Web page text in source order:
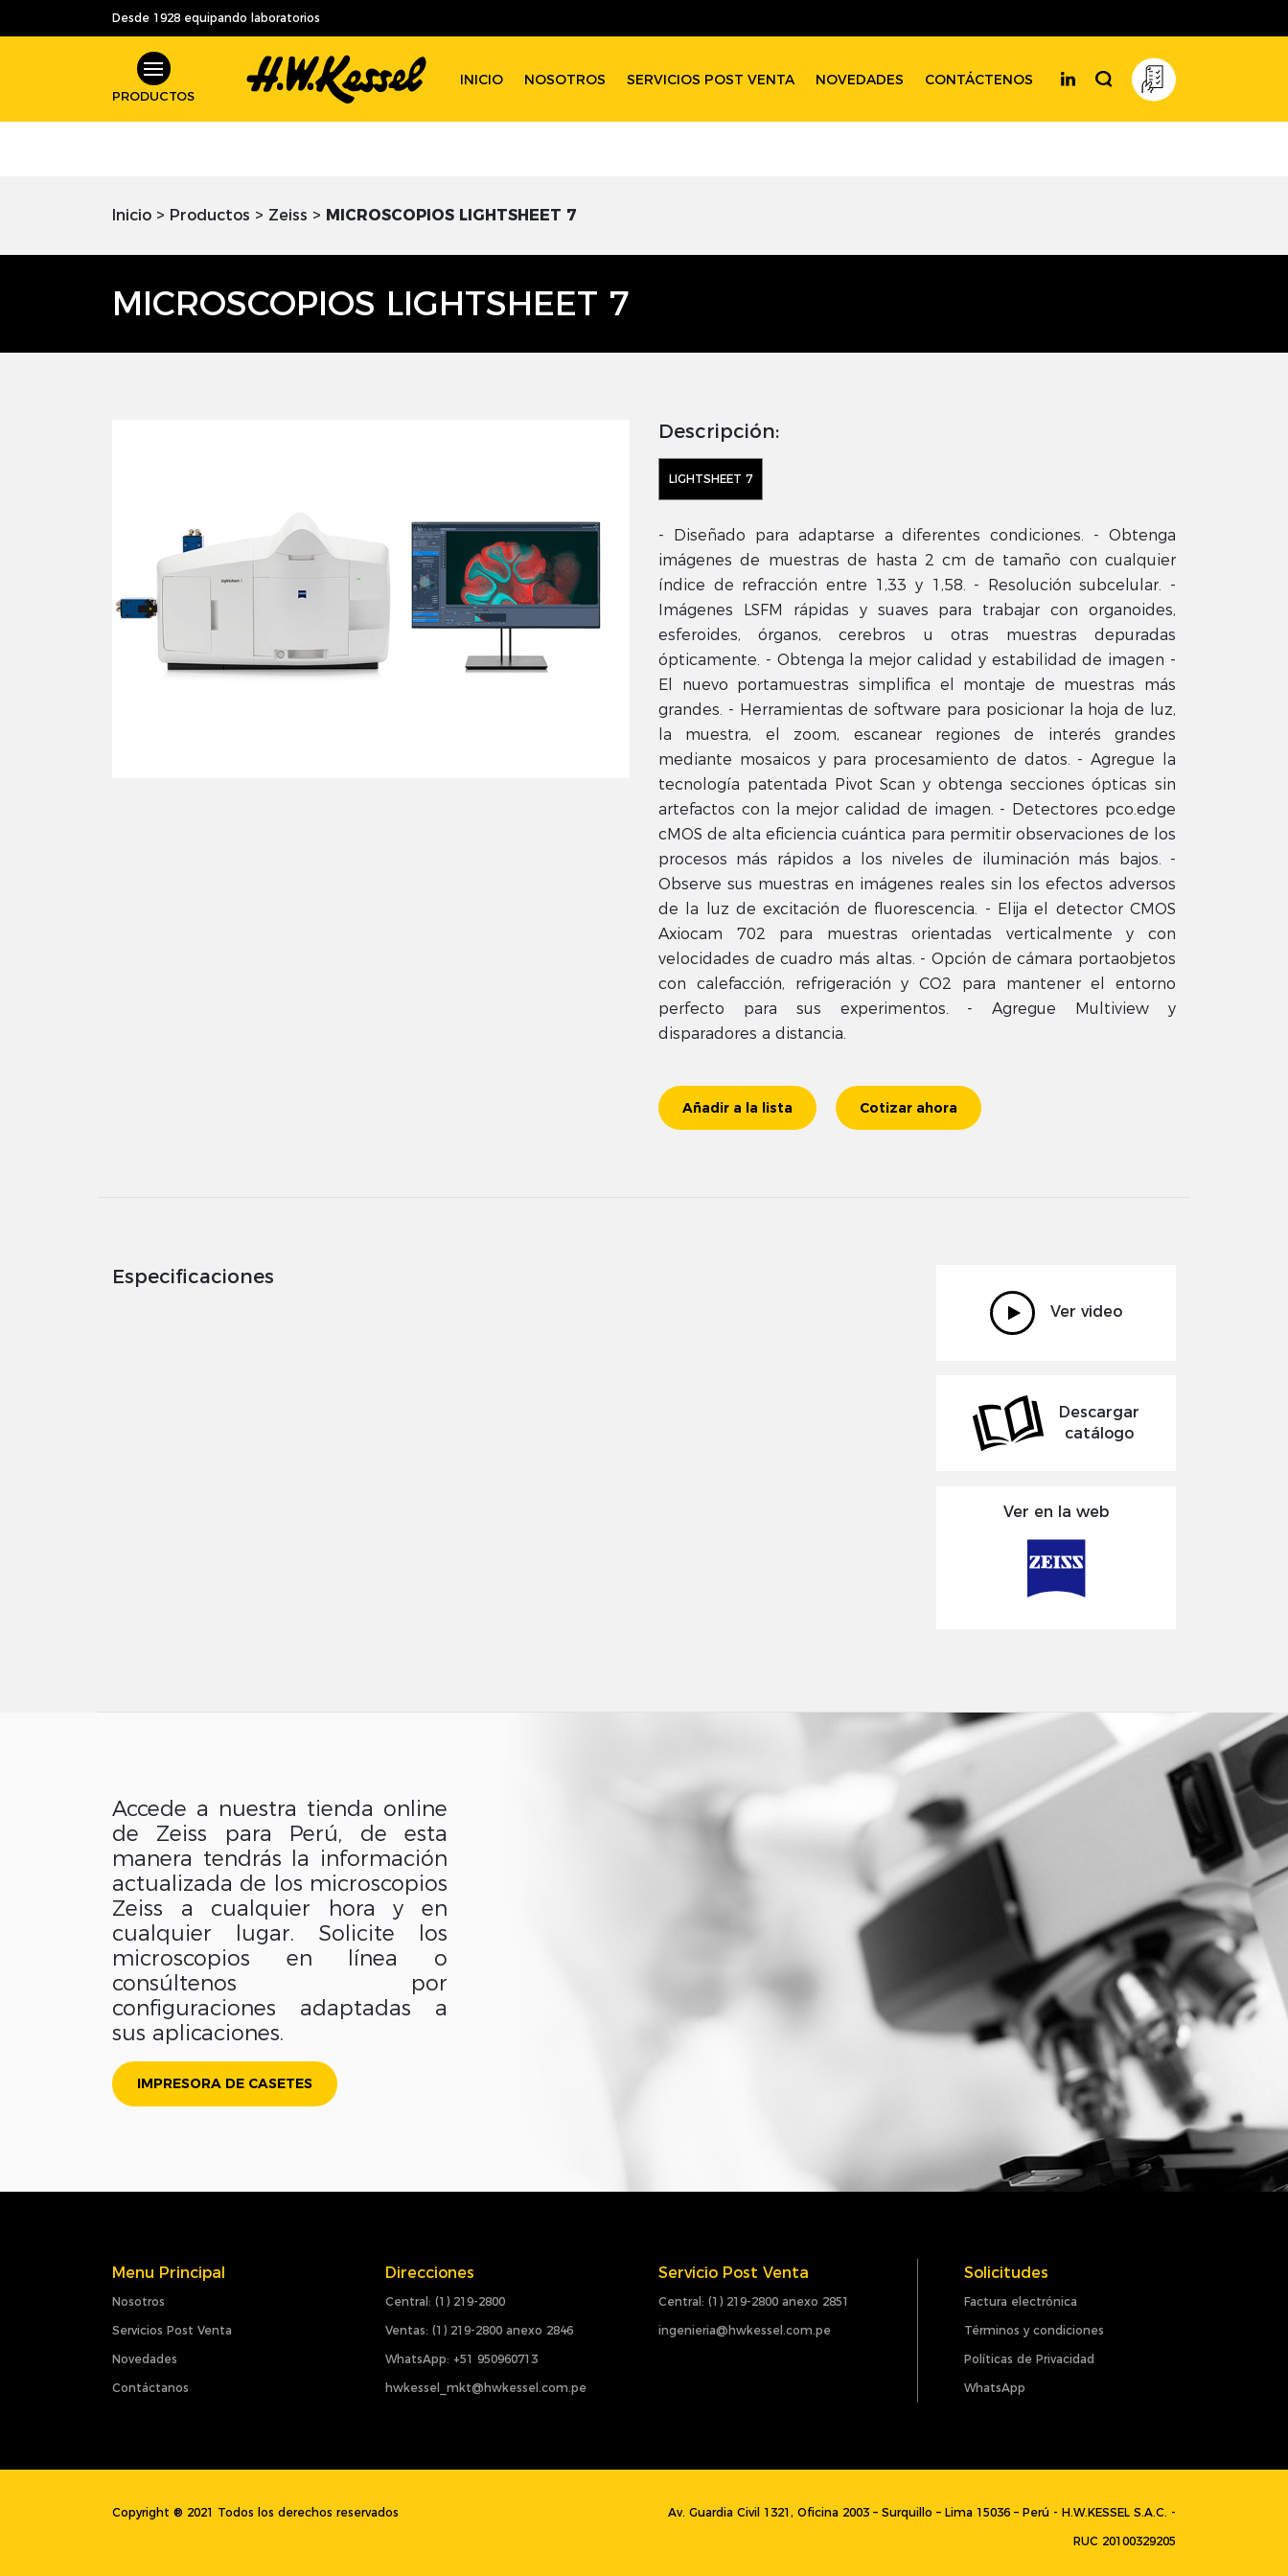
Desde 1928 equipando laboratorios
PRODUCTOS
INICIO NOSOTROS SERVICIOS POST VENTA NOVEDADES CONTÁCTENOS
Inicio > Productos > Zeiss > MICROSCOPIOS LIGHTSHEET 7
MICROSCOPIOS LIGHTSHEET 7
Descripción:
LIGHTSHEET 7
- Diseñado para adaptarse a diferentes condiciones. - Obtenga
imágenes de muestras de hasta 2 cm de tamaño con cualquier
índice de refracción entre 1,33 y 1,58. - Resolución subcelular. -
Imágenes LSFM rápidas y suaves para trabajar con organoides,
esferoides, órganos, cerebros u otras muestras depuradas
ópticamente. - Obtenga la mejor calidad y estabilidad de imagen -
El nuevo portamuestras simplifica el montaje de muestras más
grandes. - Herramientas de software para posicionar la hoja de luz,
la muestra, el zoom, escanear regiones de interés grandes
mediante mosaicos y para procesamiento de datos. - Agregue la
tecnología patentada Pivot Scan y obtenga secciones ópticas sin
artefactos con la mejor calidad de imagen. - Detectores pco.edge
cMOS de alta eficiencia cuántica para permitir observaciones de los
procesos más rápidos a los niveles de iluminación más bajos. -
Observe sus muestras en imágenes reales sin los efectos adversos
de la luz de excitación de fluorescencia. - Elija el detector CMOS
Axiocam 702 para muestras orientadas verticalmente y con
velocidades de cuadro más altas. - Opción de cámara portaobjetos
con calefacción, refrigeración y CO2 para mantener el entorno
perfecto para sus experimentos. - Agregue Multiview y
disparadores a distancia.
Añadir a la lista Cotizar ahora
Especificaciones
Ver video
Descargar
catálogo
Ver en la web
Accede a nuestra tienda online
de Zeiss para Perú, de esta
manera tendrás la información
actualizada de los microscopios
Zeiss a cualquier hora y en
cualquier lugar. Solicite los
microscopios en línea o
consúltenos por
configuraciones adaptadas a
sus aplicaciones.
IMPRESORA DE CASETES
Menu Principal
Nosotros
Servicios Post Venta
Novedades
Contáctanos
Direcciones
Central: (1) 219-2800
Ventas: (1) 219-2800 anexo 2846
WhatsApp: +51 950960713
hwkessel_mkt@hwkessel.com.pe
Servicio Post Venta
Central: (1) 219-2800 anexo 2851
ingenieria@hwkessel.com.pe
Solicitudes
Factura electrónica
Términos y condiciones
Políticas de Privacidad
WhatsApp
Copyright ® 2021 Todos los derechos reservados
Av. Guardia Civil 1321, Oficina 2003 – Surquillo – Lima 15036 – Perú - H.W.KESSEL S.A.C. -
RUC 20100329205